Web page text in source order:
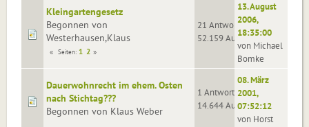
Kleingartengesetz
Begonnen von
Westerhausen,Klaus
Seiten 1 2
21 Antworten
52.159 Aufrufe
13. August
2006,
18:35:00
von Michael
Bomke
Dauerwohnrecht im ehem. Osten
nach Stichtag???
Begonnen von Klaus Weber
1 Antworten
14.644 Aufrufe
08. März
2001,
07:52:12
von Horst